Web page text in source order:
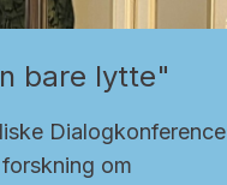
bare lytte"
Dialogkonference
om